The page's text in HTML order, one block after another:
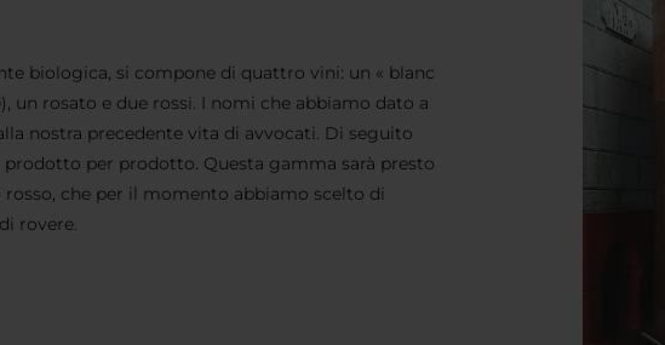
biologica, si compone di quattro vini: un « blanc
un rosato e due rossi. I nomi che abbiamo dato a
nostra precedente vita di avvocati. Di seguito
per prodotto. Questa gamma sarà presto
che per il momento abbiamo scelto di
rovere.